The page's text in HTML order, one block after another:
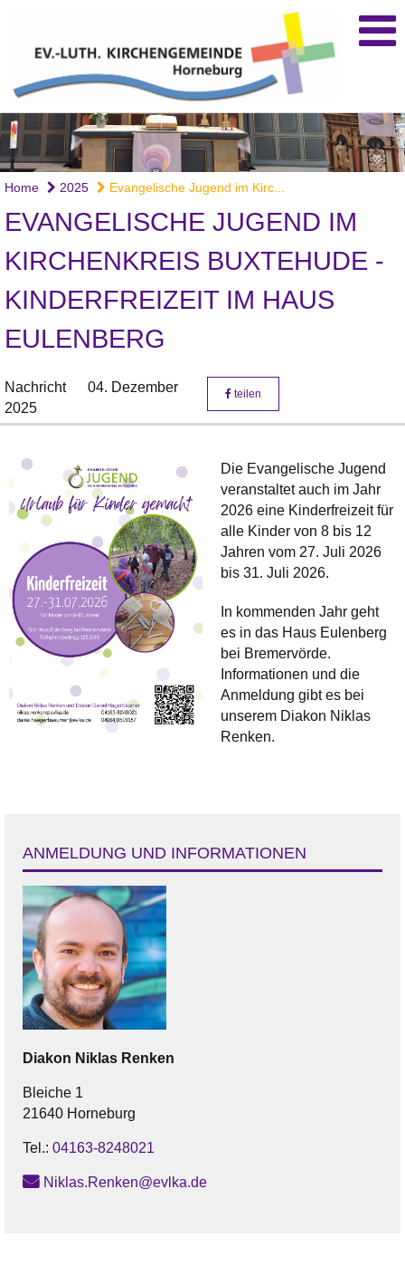
Home 2025 Evangelische Jugend im Kirc...
EVANGELISCHE JUGEND IM
KIRCHENKREIS BUXTEHUDE -
KINDERFREIZEIT IM HAUS
EULENBERG
Nachricht
04. Dezember
2025
teilen
Die Evangelische Jugend
veranstaltet auch im Jahr
2026 eine Kinderfreizeit für
alle Kinder von 8 bis 12
Jahren vom 27. Juli 2026
bis 31. Juli 2026.
In kommenden Jahr geht
es in das Haus Eulenberg
bei Bremervörde.
Informationen und die
Anmeldung gibt es bei
unserem Diakon Niklas
Renken.
ANMELDUNG UND INFORMATIONEN
Diakon Niklas Renken
Bleiche 1
21640 Horneburg
Tel.: 04163-8248021
Niklas.Renken@evlka.de